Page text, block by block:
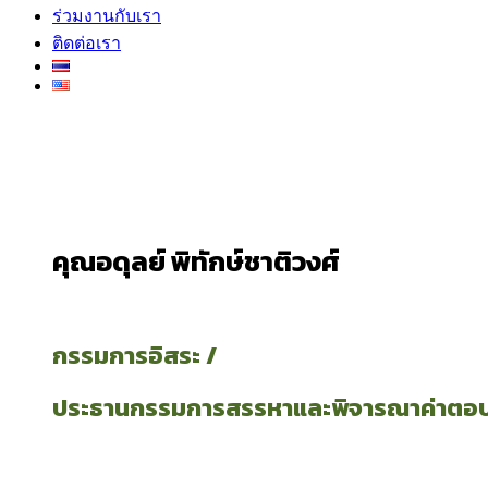
ร่วมงานกับเรา
ติดต่อเรา
คุณอดุลย์ พิทักษ์ชาติวงศ์
กรรมการอิสระ /
ประธานกรรมการสรรหาและพิจารณาค่าตอ